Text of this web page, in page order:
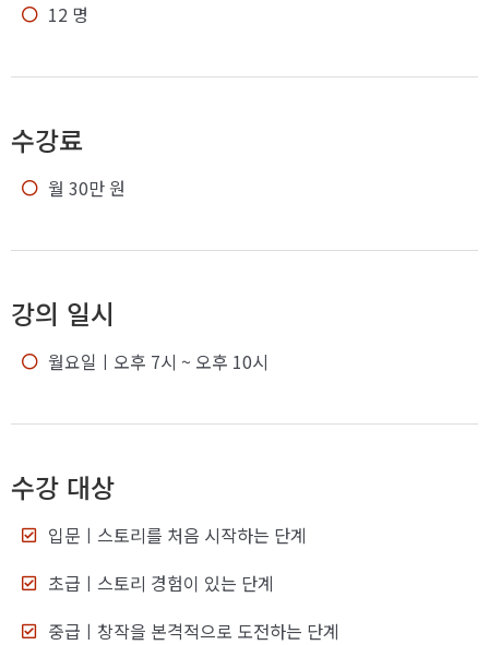
12 명
수강료
월 30만 원
강의 일시
월요일 ㅣ오후 7시 ~ 오후 10시
수강 대상
입문 ㅣ스토리를 처음 시작하는 단계
초급 ㅣ스토리 경험이 있는 단계
중급 ㅣ창작을 본격적으로 도전하는 단계